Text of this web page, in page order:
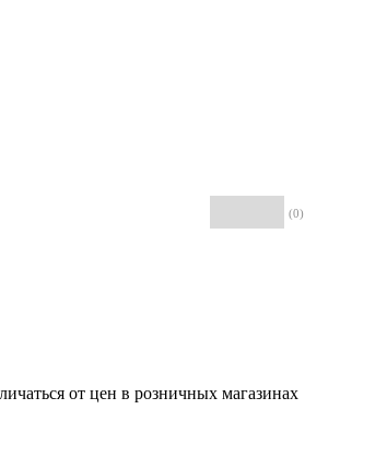
(0)
от цен в розничных магазинах